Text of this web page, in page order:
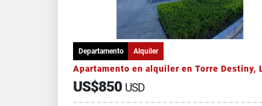
Departamento Alquiler
US$850 USD